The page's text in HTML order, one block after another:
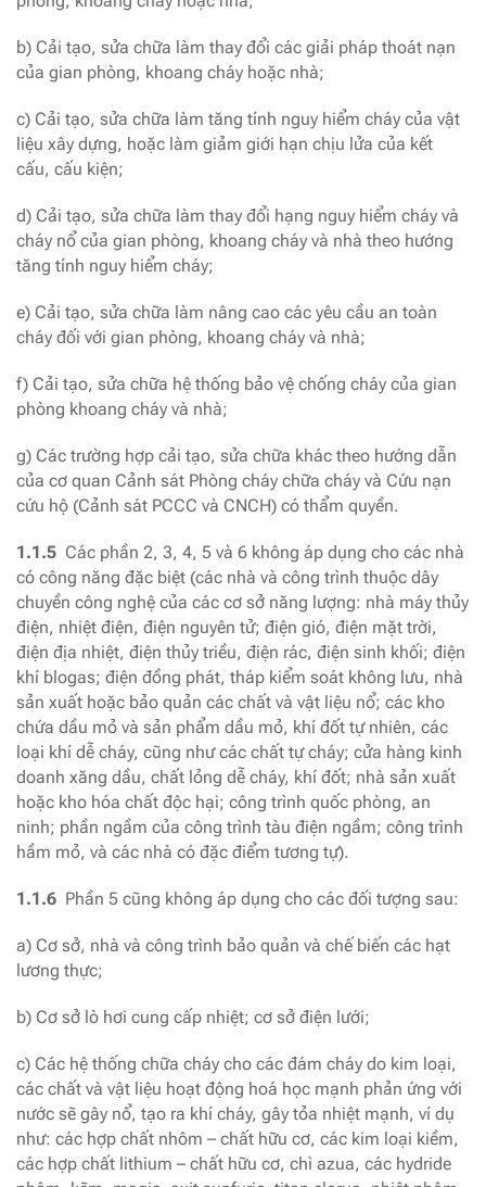
b) Cải tạo, sửa chữa làm thay đổi các giải pháp thoát nạn
của gian phòng, khoang cháy hoặc nhà;
c) Cải tạo, sửa chữa làm tăng tính nguy hiểm cháy của vật
liệu xây dựng, hoặc làm giảm giới hạn chịu lửa của kết
cấu, cấu kiện;
d) Cải tạo, sửa chữa làm thay đổi hạng nguy hiểm cháy và
cháy nổ của gian phòng, khoang cháy và nhà theo hướng
tăng tính nguy hiểm cháy;
e) Cải tạo, sửa chữa làm nâng cao các yêu cầu an toàn
cháy đối với gian phòng, khoang cháy và nhà;
f) Cải tạo, sửa chữa hệ thống bảo vệ chống cháy của gian
phòng khoang cháy và nhà;
g) Các trường hợp cải tạo, sửa chữa khác theo hướng dẫn
của cơ quan Cảnh sát Phòng cháy chữa cháy và Cứu nạn
cứu hộ (Cảnh sát PCCC và CNCH) có thẩm quyền.
1.1.5 Các phần 2, 3, 4, 5 và 6 không áp dụng cho các nhà
có công năng đặc biệt (các nhà và công trình thuộc dây
chuyền công nghệ của các cơ sở năng lượng: nhà máy thủy
điện, nhiệt điện, điện nguyên tử; điện gió, điện mặt trời,
điện địa nhiệt, điện thủy triều, điện rác, điện sinh khối; điện
khí blogas; điện đồng phát, tháp kiểm soát không lưu, nhà
sản xuất hoặc bảo quản các chất và vật liệu nổ; các kho
chứa dầu mỏ và sản phẩm dầu mỏ, khí đốt tự nhiên, các
loại khí dễ cháy, cũng như các chất tự cháy; cửa hàng kinh
doanh xăng dầu, chất lỏng dễ cháy, khí đốt; nhà sản xuất
hoặc kho hóa chất độc hại; công trình quốc phòng, an
ninh; phần ngầm của công trình tàu điện ngầm; công trình
hầm mỏ, và các nhà có đặc điểm tương tự).
1.1.6 Phần 5 cũng không áp dụng cho các đối tượng sau:
a) Cơ sở, nhà và công trình bảo quản và chế biến các hạt
lương thực;
b) Cơ sở lò hơi cung cấp nhiệt; cơ sở điện lưới;
c) Các hệ thống chữa cháy cho các đám cháy do kim loại,
các chất và vật liệu hoạt động hoá học mạnh phản ứng với
nước sẽ gây nổ, tạo ra khí cháy, gây tỏa nhiệt mạnh, ví dụ
như: các hợp chất nhôm – chất hữu cơ, các kim loại kiềm,
các hợp chất lithium – chất hữu cơ, chì azua, các hydride